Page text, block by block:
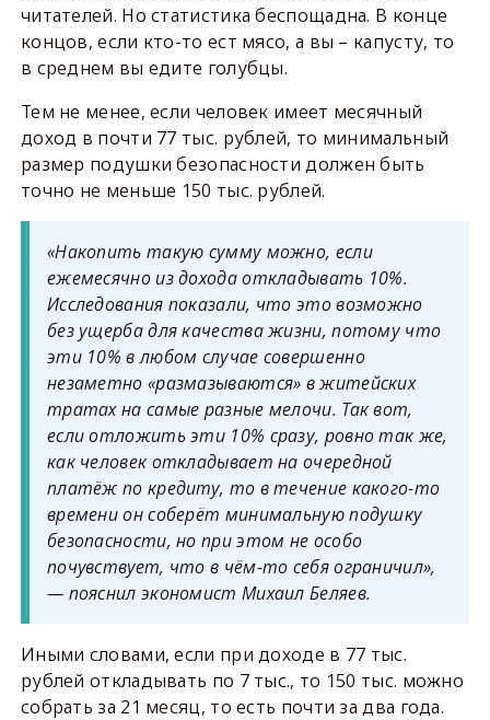
читателей. Но статистика беспощадна. В конце
концов, если кто-то ест мясо, а вы – капусту, то
в среднем вы едите голубцы.
Тем не менее, если человек имеет месячный
доход в почти 77 тыс. рублей, то минимальный
размер подушки безопасности должен быть
точно не меньше 150 тыс. рублей.
«Накопить такую сумму можно, если
ежемесячно из дохода откладывать 10%.
Исследования показали, что это возможно
без ущерба для качества жизни, потому что
эти 10% в любом случае совершенно
незаметно «размазываются» в житейских
тратах на самые разные мелочи. Так вот,
если отложить эти 10% сразу, ровно так же,
как человек откладывает на очередной
платёж по кредиту, то в течение какого-то
времени он соберёт минимальную подушку
безопасности, но при этом не особо
почувствует, что в чём-то себя ограничил»,
— пояснил экономист Михаил Беляев.
Иными словами, если при доходе в 77 тыс.
рублей откладывать по 7 тыс., то 150 тыс. можно
собрать за 21 месяц, то есть почти за два года.